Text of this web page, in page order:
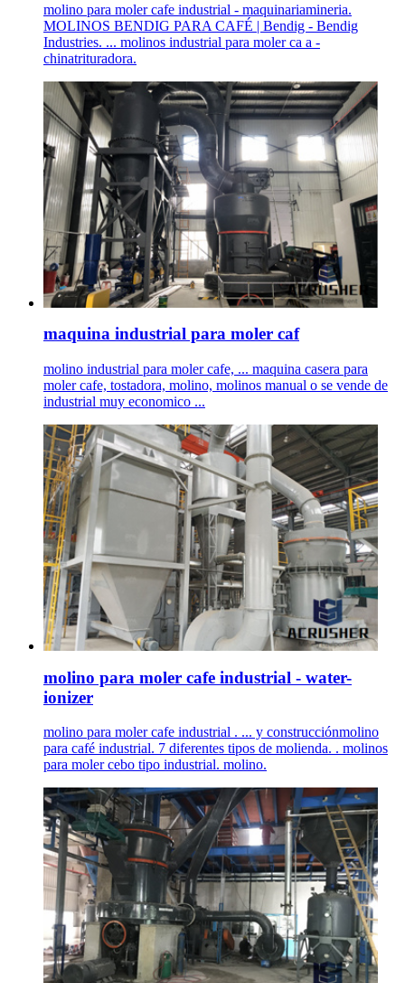
molino para moler cafe industrial - maquinariamineria.
MOLINOS BENDIG PARA CAFÉ | Bendig - Bendig
Industries. ... molinos industrial para moler ca a -
chinatrituradora.
maquina industrial para moler caf
molino industrial para moler cafe, ... maquina casera para
moler cafe, tostadora, molino, molinos manual o se vende de
industrial muy economico ...
molino para moler cafe industrial - water-
ionizer
molino para moler cafe industrial . ... y construcciónmolino
para café industrial. 7 diferentes tipos de molienda. . molinos
para moler cebo tipo industrial. molino.